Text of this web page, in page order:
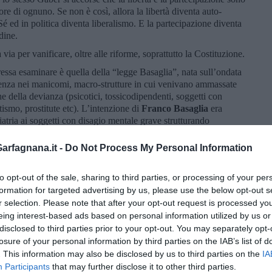
- Do Not Process My Personal Information
opt-out of the sale, sharing to third parties, or processing of your
for targeted advertising by us, please use the below opt-out
selection. Please note that after your opt-out request is processed
interest-based ads based on personal information utilized by us
to third parties prior to your opt-out. You may separately
of your personal information by third parties on the IAB’s list of
This information may also be disclosed by us to third parties on the
Participants that may further disclose it to other third parties.
di ognuno. Se non è così, allora la libertà diventa auto-
ed in politica diventa liberalismo. E la partecipazione diventa
per vanificare, oltre alle riforme, soprattutto la Costituzione.
esaminare è quella della “legge Basaglia”, nata sull’ondata
nei manicomi, macro-strutture in cui venivano ammassate
della devianza (psicotici, tossicodipendenti, soggetti con
prostitute etc). L’intenzione di Franco Basaglia era
ai soggetti con disagio mentale grave strutturando
Centri di Salute Mentale, nei contesti di vita, quasi come se
comune del superamento dell’emarginazione, il vettore di
che già allora appariva degradato. Grazie alla rottura
strutturare un’alleanza terapeutica col paziente con
psichiatria (trattamento sanitario obbligatorio, contenimento
a diventare un evento eccezionale. Il contatto con i
inoltre, permetteva di dirigere l’attenzione anche
il contatto diretto col servizio: potevano essere seguiti e
con i familiari e il medico di medicina generale. Veniva
le Forze dell’Ordine e i Tribunali, sia per prevenire i
sia per indirizzare verso la riabilitazione i pazienti che
autori di reato più o meno gravi erano, infatti, indirizzati